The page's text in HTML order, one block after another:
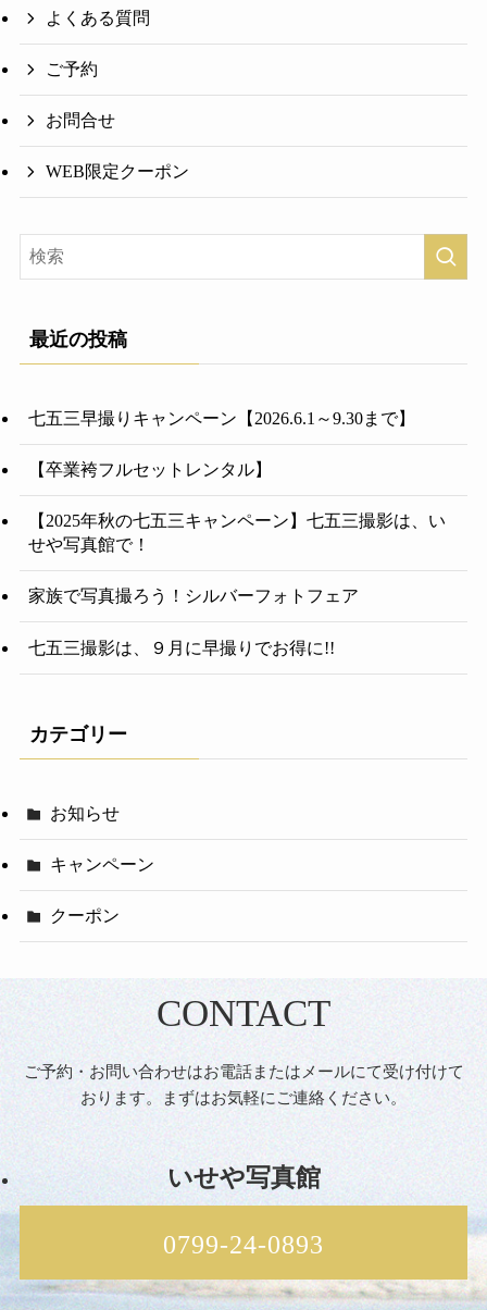
よくある質問
ご予約
お問合せ
WEB限定クーポン
最近の投稿
七五三早撮りキャンペーン【2026.6.1～9.30まで】
【卒業袴フルセットレンタル】
【2025年秋の七五三キャンペーン】七五三撮影は、い
せや写真館で！
家族で写真撮ろう！シルバーフォトフェア
七五三撮影は、９月に早撮りでお得に!!
カテゴリー
お知らせ
キャンペーン
クーポン
CONTACT
ご予約・お問い合わせはお電話またはメールにて受け付けて
おります。まずはお気軽にご連絡ください。
いせや写真館
0799-24-0893